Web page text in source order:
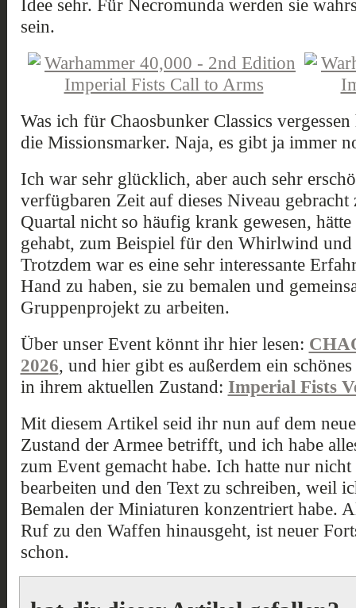
Idee sehr. Für Necromunda werden sie
sein.
Was ich für Chaosbunker Classics
die Missionsmarker. Naja, es gibt ja immer
Ich war sehr glücklich, aber auch sehr
verfügbaren Zeit auf dieses Niveau
Quartal nicht so häufig krank gewesen,
gehabt, zum Beispiel für den Whirlwind und
Trotzdem war es eine sehr interessante
Hand zu haben, sie zu bemalen und
Gruppenprojekt zu arbeiten.
Über unser Event könnt ihr hier lesen:
2026, und hier gibt es außerdem ein
in ihrem aktuellen Zustand: Imperial Fists
Mit diesem Artikel seid ihr nun auf dem
Zustand der Armee betrifft, und ich habe
zum Event gemacht habe. Ich hatte nur
bearbeiten und den Text zu schreiben, weil
Bemalen der Miniaturen konzentriert habe.
Ruf zu den Waffen hinausgeht, ist neuer
schon.